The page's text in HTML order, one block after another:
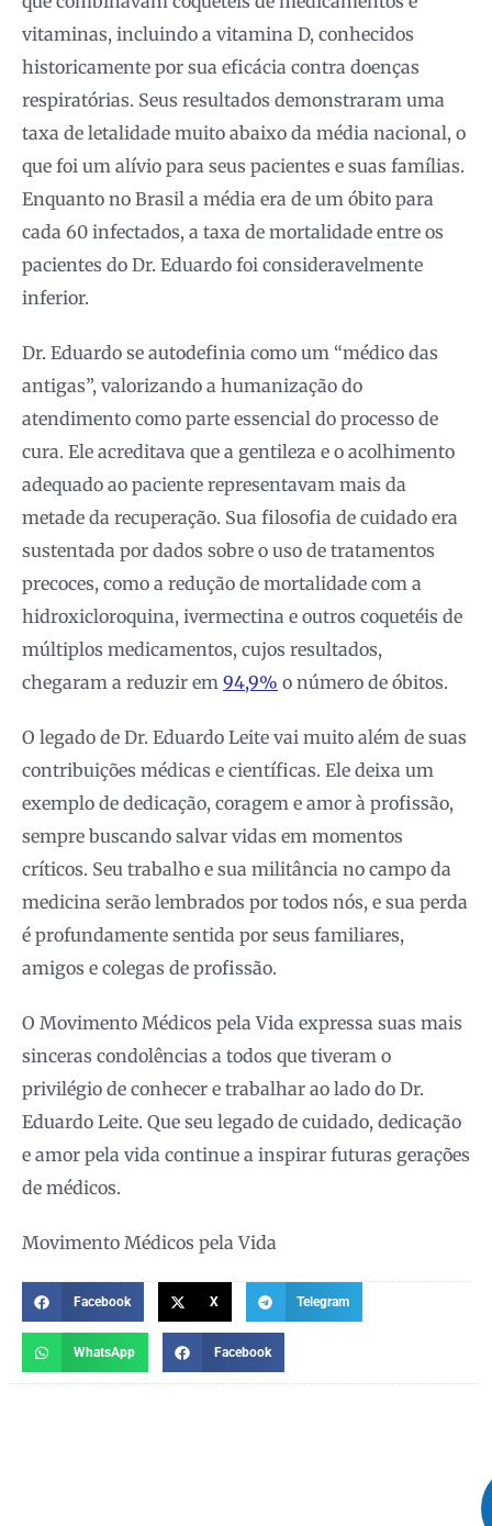
vitaminas, incluindo a vitamina D, conhecidos
historicamente por sua eficácia contra doenças
respiratórias. Seus resultados demonstraram uma
taxa de letalidade muito abaixo da média nacional, o
que foi um alívio para seus pacientes e suas famílias.
Enquanto no Brasil a média era de um óbito para
cada 60 infectados, a taxa de mortalidade entre os
pacientes do Dr. Eduardo foi consideravelmente
inferior.
Dr. Eduardo se autodefinia como um “médico das
antigas”, valorizando a humanização do
atendimento como parte essencial do processo de
cura. Ele acreditava que a gentileza e o acolhimento
adequado ao paciente representavam mais da
metade da recuperação. Sua filosofia de cuidado era
sustentada por dados sobre o uso de tratamentos
precoces, como a redução de mortalidade com a
hidroxicloroquina, ivermectina e outros coquetéis de
múltiplos medicamentos, cujos resultados,
chegaram a reduzir em 94,9% o número de óbitos.
O legado de Dr. Eduardo Leite vai muito além de suas
contribuições médicas e científicas. Ele deixa um
exemplo de dedicação, coragem e amor à profissão,
sempre buscando salvar vidas em momentos
críticos. Seu trabalho e sua militância no campo da
medicina serão lembrados por todos nós, e sua perda
é profundamente sentida por seus familiares,
amigos e colegas de profissão.
O Movimento Médicos pela Vida expressa suas mais
sinceras condolências a todos que tiveram o
privilégio de conhecer e trabalhar ao lado do Dr.
Eduardo Leite. Que seu legado de cuidado, dedicação
e amor pela vida continue a inspirar futuras gerações
de médicos.
Movimento Médicos pela Vida
Facebook X Telegram
WhatsApp Facebook